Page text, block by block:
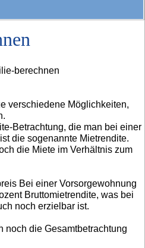
berechnen
verschiedene Möglichkeiten,
Betrachtung, die man bei einer
die sogenannte Mietrendite.
die Miete im Verhältnis zum
Bei einer Vorsorgewohnung
Bruttomietrendite, was bei
noch erzielbar ist.
noch die Gesamtbetrachtung